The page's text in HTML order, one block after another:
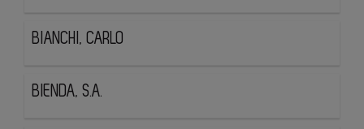
BIANCHI, CARLO
BIENDA, S.A.